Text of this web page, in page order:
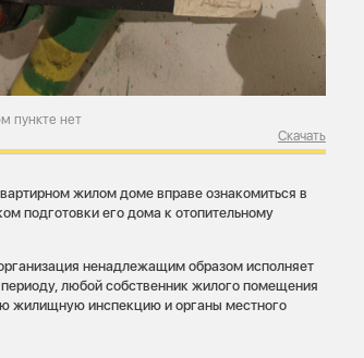
пункте нет
Скачать
жилом доме вправе ознакомиться в
подготовки его дома к отопительному
ненадлежащим образом исполняет
любой собственник жилого помещения
жилищную инспекцию и органы местного